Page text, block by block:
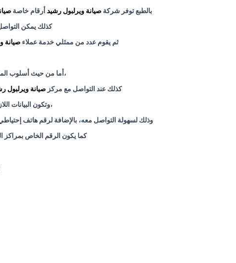
بالطبع توفر شركةصيانة ويرلبول رشيد أرقام خاصة
كذلك يمكن
ثم يقوم عدد من ممثلي خدمة عملاءصيانة
،أما من حيث أسلوب
كذلك عند التواصل مع مركزصيانة ويرلبول
،وتكون البيانات
وذلك لسهولة التواصل معه، بالإضافة لرقم هاتف
كما يكون الرقم الخاص بمراكز